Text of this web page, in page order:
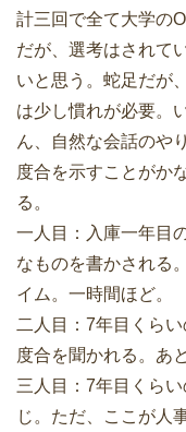
計三回で全て大学の
だが、選考はされて
いと思う。蛇足だが
は少し慣れが必要。
ん、自然な会話のや
度合を示すことがか
る。
一人目：入庫一年目
なものを書かされる
イム。一時間ほど。
二人目：7年目くら
度合を聞かれる。あ
三人目：7年目くら
じ。ただ、ここが人